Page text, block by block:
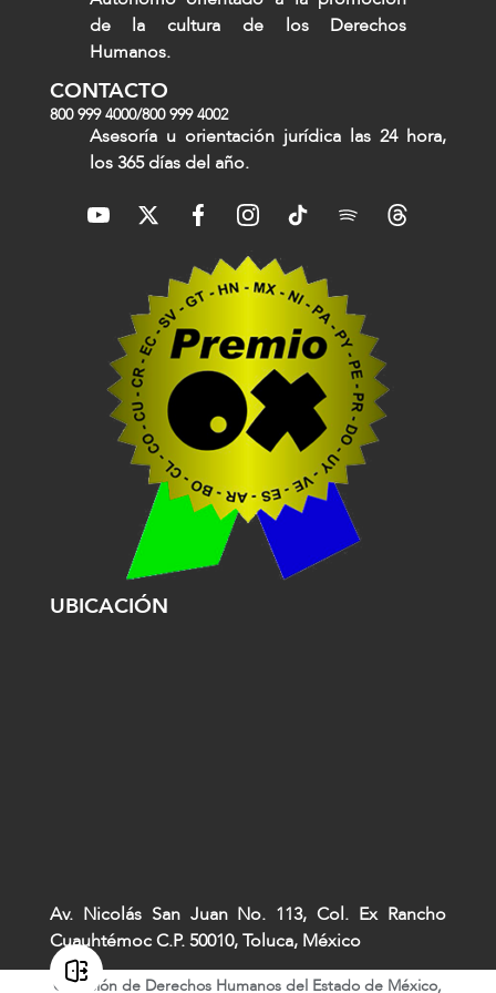
de la cultura de los Derechos
Humanos.
CONTACTO
800 999 4000/800 999 4002
Asesoría u orientación jurídica las 24 hora,
los 365 días del año.
UBICACIÓN
Av. Nicolás San Juan No. 113, Col. Ex Rancho
Cuauhtémoc C.P. 50010, Toluca, México
Comisión de Derechos Humanos del Estado de México,